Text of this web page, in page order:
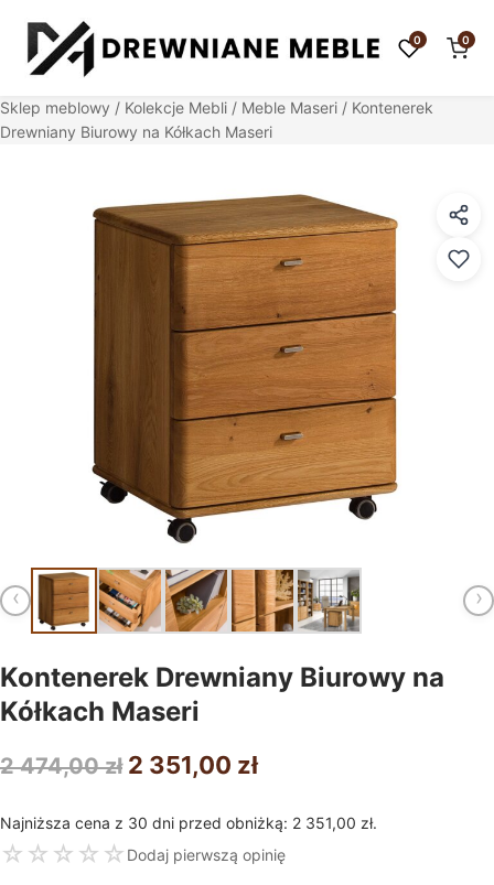
0 0
Sklep meblowy / Kolekcje Mebli / Meble Maseri / Kontenerek
Drewniany Biurowy na Kółkach Maseri
‹ ›
Kontenerek Drewniany Biurowy na
Kółkach Maseri
2 474,00zł Pierwotna
wynosiła:
2 351,00 złAktualna
wynosi:
Najniższa cena z 30 dni przed obniżką: 2 351,00 zł.
☆ ☆ ☆ ☆ ☆ Dodaj pierwszą opinię